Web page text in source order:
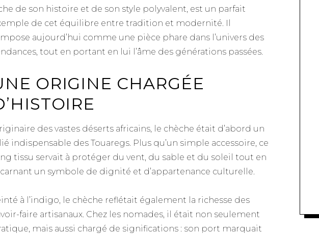
de son histoire et de son style polyvalent, est un parfait
de cet équilibre entre tradition et modernité. Il
aujourd’hui comme une pièce phare dans l’univers des
tout en portant en lui l’âme des générations passées.
ORIGINE CHARGÉE
des vastes déserts africains, le chèche était d’abord un
indispensable des Touaregs. Plus qu’un simple accessoire, ce
tissu servait à protéger du vent, du sable et du soleil tout en
un symbole de dignité et d’appartenance culturelle.
à l’indigo, le chèche reflétait également la richesse des
faire artisanaux. Chez les nomades, il était non seulement
mais aussi chargé de significations : son port marquait